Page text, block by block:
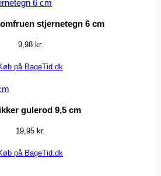
stjernetegn 6 cm
9,98 kr.
på BageTid.dk
gulerod 9,5 cm
19,95 kr.
på BageTid.dk